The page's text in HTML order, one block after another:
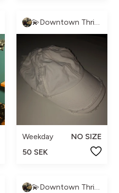
💫Downtown Thrift💫
Weekday
NO SIZE
50 SEK
💫Downtown Thrift💫